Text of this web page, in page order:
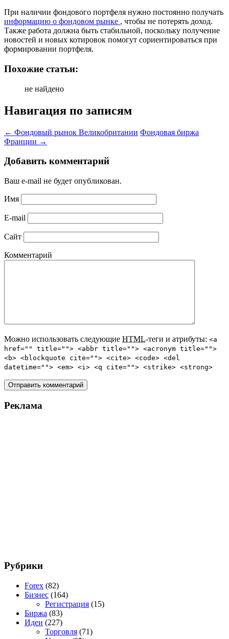
При наличии фондового портфеля нужно постоянно получать
информацию о фондовом рынке , чтобы не потерять доход.
Также работа должна быть стабильной, поскольку получение
новостей и новых котировок помогут сориентироваться при
формировании портфеля.
Похожие статьи:
не найдено
Навигация по записям
← Фондовый рынок Великобритании Фондовая биржа
Франции →
Добавить комментарий
Ваш e-mail не будет опубликован.
Имя
E-mail
Сайт
Комментарий
Можно использовать следующие HTML-теги и атрибуты: <a
href="" title=""> <abbr title=""> <acronym title="">
<b> <blockquote cite=""> <cite> <code> <del
datetime=""> <em> <i> <q cite=""> <strike> <strong>
Реклама
Рубрики
Forex (82)
Бизнес (164)
Регистрация (15)
Биржа (83)
Идеи (227)
Торговля (71)